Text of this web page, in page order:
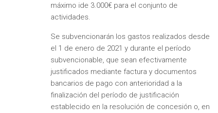
máximo ide 3.000€ para el conjunto de
actividades.
Se subvencionarán los gastos realizados desde
el 1 de enero de 2021 y durante el período
subvencionable, que sean efectivamente
justificados mediante factura y documentos
bancarios de pago con anterioridad a la
finalización del período de justificación
establecido en la resolución de concesión o, en